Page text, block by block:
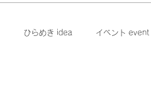
ひらめき idea イベント event